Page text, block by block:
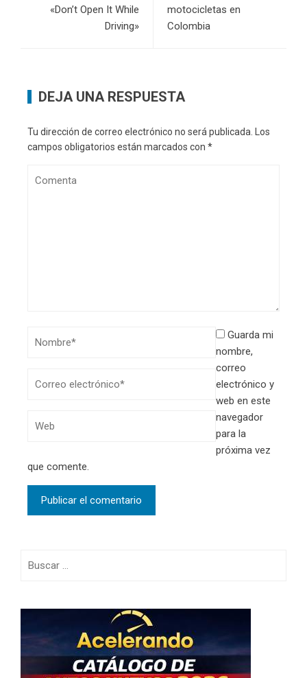
«Don’t Open It While
Driving»
motocicletas en
Colombia
DEJA UNA RESPUESTA
Tu dirección de correo electrónico no será publicada.
Los
campos obligatorios están marcados con *
Guarda mi
nombre,
correo
electrónico y
web en este
navegador
para la
próxima vez
que comente.